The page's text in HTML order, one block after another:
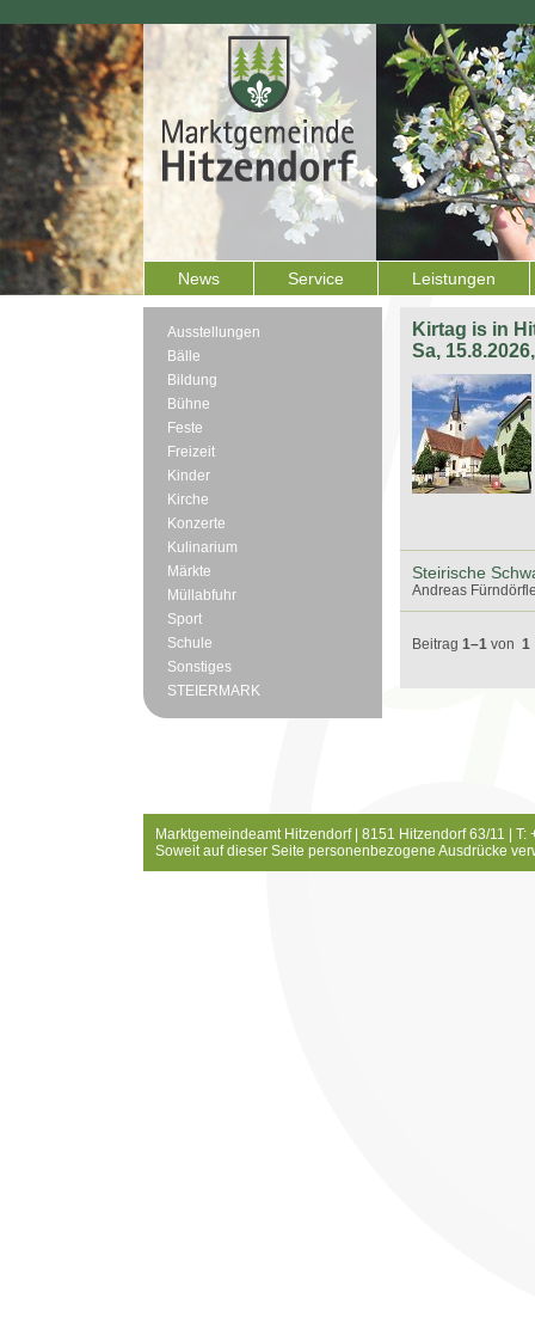
News Service Leistungen
Ausstellungen
Bälle
Bildung
Bühne
Feste
Freizeit
Kinder
Kirche
Konzerte
Kulinarium
Märkte
Müllabfuhr
Sport
Schule
Sonstiges
STEIERMARK
Kirtag is in
Sa,
Steirische
Andreas
Beitrag 1–1 von 1
Marktgemeindeamt Hitzendorf | 8151 Hitzendorf 63/11 |
Soweit auf dieser Seite personenbezogene Ausdrücke